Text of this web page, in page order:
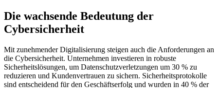
Die wachsende Bedeutung der
Cybersicherheit
Mit zunehmender Digitalisierung steigen auch die Anforderungen an
die Cybersicherheit. Unternehmen investieren in robuste
Sicherheitslösungen, um Datenschutzverletzungen um 30 % zu
reduzieren und Kundenvertrauen zu sichern. Sicherheitsprotokolle
sind entscheidend für den Geschäftserfolg und wurden in 40 % der